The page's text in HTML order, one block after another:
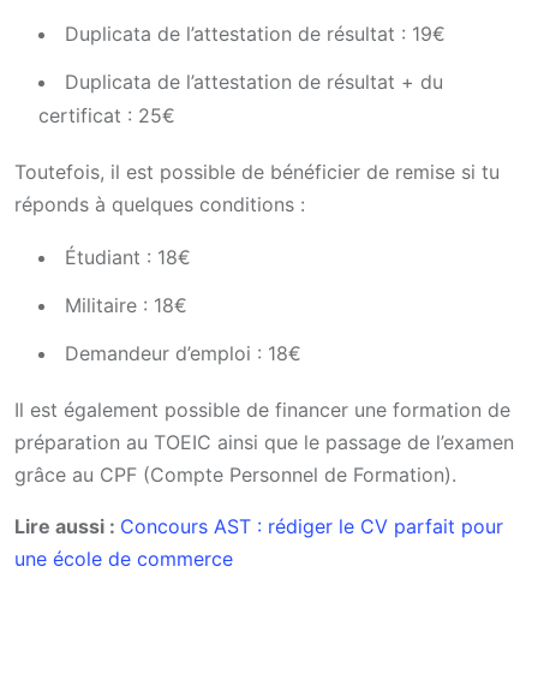
Duplicata de l’attestation de résultat : 19€
Duplicata de l’attestation de résultat + du
certificat : 25€
Toutefois, il est possible de bénéficier de remise si tu
réponds à quelques conditions :
Étudiant : 18€
Militaire : 18€
Demandeur d’emploi : 18€
Il est également possible de financer une formation de
préparation au TOEIC ainsi que le passage de l’examen
grâce au CPF (Compte Personnel de Formation).
Lire aussi : Concours AST : rédiger le CV parfait pour
une école de commerce